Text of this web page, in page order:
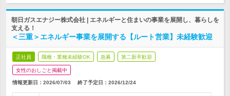
朝日ガスエナジー株式会社 | エネルギーと住まいの事業を展開し、暮らしを
支える！
＜三重＞エネルギー事業を展開する【ルート営業】未経験歓迎
正社員 職種・業種未経験OK 急募 第二新卒歓迎
女性のおしごと掲載中
情報更新日：2026/07/03 終了予定日： 2026/12/24